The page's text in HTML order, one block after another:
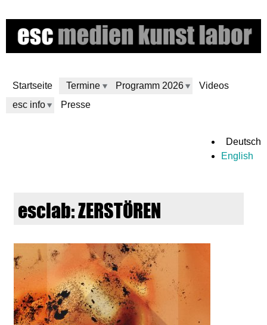
zum
Inhalt
Startseite Termine Programm 2026
Videos
esc info
Presse
m
e
d
Deutsch
English
esclab: ZERSTÖREN